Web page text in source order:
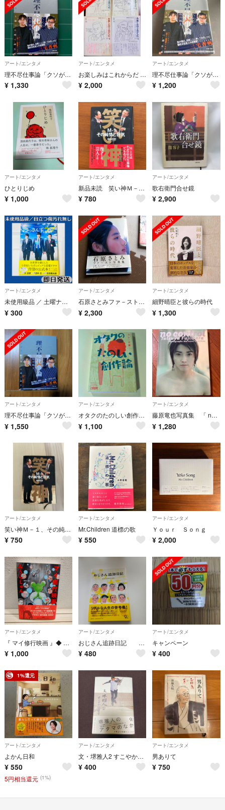
アート/エンタメ
理不尽仕事論「クソが！！」と思った時に読む本
¥ 1,330
アート/エンタメ
お楽しみはこれからだ 4冊セット
¥ 2,000
アート/エンタメ
理不尽仕事論「クソが！！」と思った時に読む本
¥ 1,200
アート/エンタメ
ひとりじめ
¥ 1,000
アート/エンタメ
新品未読 笑い神Ｍ－１、その純情と狂気
¥ 780
アート/エンタメ
歌右衛門合せ鏡
¥ 2,900
アート/エンタメ
未使用級品 ／ 土曜ナイトドラマ おっさんずラブ 公式ブック 田中圭 即日発送
¥ 300
アート/エンタメ
石原さとみファ－スト写真集
¥ 2,300
アート/エンタメ
細野晴臣と彼らの時代
¥ 1,300
アート/エンタメ
理不尽仕事論「クソが！！」と思った時に読む本
¥ 1,550
アート/エンタメ
オタクのたのしい創作論 AB
¥ 1,100
アート/エンタメ
藤原竜也写真集 「 nｏ ｃｏｎｔｒｏｌ」
¥ 1,280
アート/エンタメ
笑い神Ｍ－１、その純情と狂気
¥ 750
アート/エンタメ
Mr.Children 道標の歌
¥ 550
アート/エンタメ
Ｙｏｕｒ Ｓｏｎｇ
¥ 2,000
アート/エンタメ
『 マイ修行映画 』◆ みうらじゅん / 映画 × コラム エッセイ
¥ 1,000
アート/エンタメ
おじさん追跡日記 なかむらるみ 人間観察本
¥ 480
アート/エンタメ
キャンペーン
¥ 400
1%還元
アート/エンタメ
よかん日和
¥ 550
5円相当還元 (1%)
アート/エンタメ
文・堺雅人2 すこやかな日々
¥ 400
アート/エンタメ
男ありて
¥ 750